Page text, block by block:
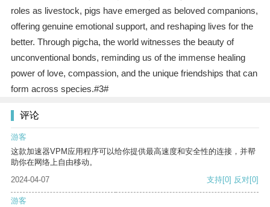
roles as livestock, pigs have emerged as beloved companions,
offering genuine emotional support, and reshaping lives for the
better. Through pigcha, the world witnesses the beauty of
unconventional bonds, reminding us of the immense healing
power of love, compassion, and the unique friendships that can
form across species.#3#
评论
游客
这款加速器VPM应用程序可以给你提供最高速度和安全性的连接，并帮
助你在网络上自由移动。
2024-04-07
支持[0] 反对[0]
游客